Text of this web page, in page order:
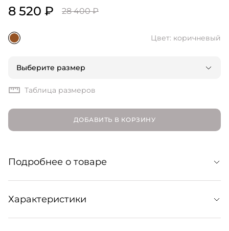
8 520 ₽ 28 400 ₽
Цвет: коричневый
Выберите размер
Таблица размеров
ДОБАВИТЬ В КОРЗИНУ
Подробнее о товаре
Удлиненный жакет лаконичного прямого кроя из
плотной и мягкой смесовой шерсти. Оригинальности
изделию добавляют высокий вырез с широкими
Характеристики